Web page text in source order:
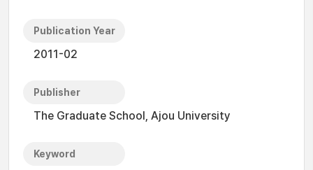
Publication Year
2011-02
Publisher
The Graduate School, Ajou University
Keyword